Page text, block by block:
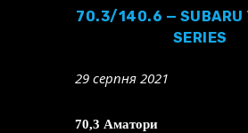
70.3/140.6 — SUBARU
SERIES
29 серпня 2021
70,3 Аматори